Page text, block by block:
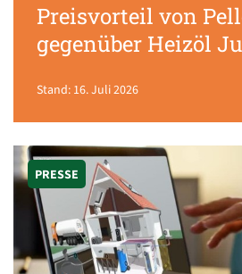
Preisvorteil von
gegenüber Heizöl
Stand: 16. Juli 2026
PRESSE